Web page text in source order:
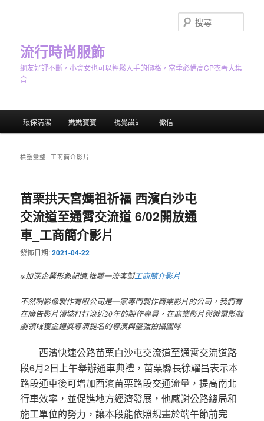
流行時尚服飾
網友好評不斷，小資女也可以輕鬆入手的價格，當季必備高CP衣著大集
合
尋
環保清潔 媽媽寶寶 視覺設計 徵信
標籤彙整:工商簡介影片
苗栗拱天宮媽祖祈福 西濱白沙屯
交流道至通霄交流道 6/02開放通
車_工商簡介影片
發佈日期:2021-04-22
※加深企業形象記憶,推薦一流客製工商簡介影片
不然咧影像製作有限公司是一家專門製作商業影片的公司，我們有
在廣告影片領域打打滾近20年的製作專員，在商業影片與微電影戲
劇領域獲金鐘獎導演提名的導演與堅強拍攝團隊
西濱快速公路苗栗白沙屯交流道至通霄交流道路
段6月2日上午舉辦通車典禮，苗栗縣長徐耀昌表示本
路段通車後可增加西濱苗栗路段交通流量，提高南北
行車效率，並促進地方經濟發展，他感謝公路總局和
施工單位的努力，讓本段能依照規畫於端午節前完